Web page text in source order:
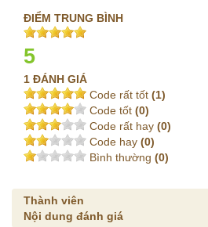
ĐIỂM TRUNG BÌNH
5
1 ĐÁNH GIÁ
Code rất tốt (1)
Code tốt (0)
Code rất hay (0)
Code hay (0)
Bình thường (0)
Thành viên
Nội dung đánh giá